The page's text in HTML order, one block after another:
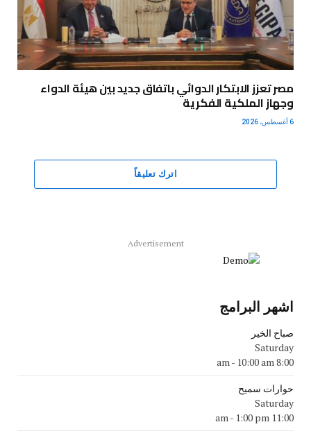
مصر تعزز الابتكار الدوائي باتفاق جديد بين هيئة الدواء
وجهاز الملكية الفكرية
6 أغسطس، 2026
اترك تعليقاً
Advertisement
اشهر البرامج
صباح الخير
Saturday
8:00 am
- 10:00 am
حوارات سميح
Saturday
11:00 am
- 1:00 pm